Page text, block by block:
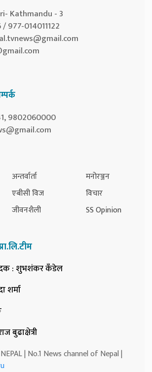
Kathmandu - 3
977-014011122
9802060000
अन्तर्वार्ता
एबीसी विज
जीवनशैली
मनोरञ्जन
विचार
SS Opinion
: शुभशंकर कँडेल
शर्मा
बुढाक्षेत्री
| No.1 News channel of Nepal |